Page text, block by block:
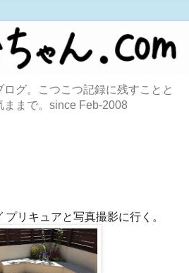
グ。こつこつ記録に残すことと
まで。since Feb-2008
リキュアと写真撮影に行く。